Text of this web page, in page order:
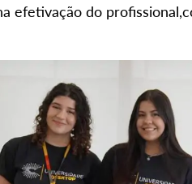
efetivação do